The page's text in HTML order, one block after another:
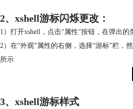
2、xshell游标闪烁更改：
1）打开xshell，点击“属性”按钮，在弹出的
2）在“外观”属性的右侧，选择“游标”栏，
所示
3、xshell游标样式